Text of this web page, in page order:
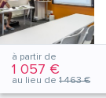
à partir de
1 057 €
au lieu de 1 463 €